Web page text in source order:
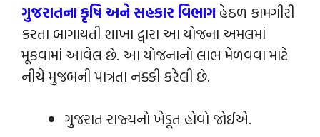
ગુજરાતના કૃષિ અને સહકાર વિભાગ હેઠળ કામગીરી
કરતા બાગાયતી શાખા દ્વારા આ યોજના અમલમાં
મૂકવામાં આવેલ છે. આ યોજનાનો લાભ મેળવવા માટે
નીચે મુજબની પાત્રતા નક્કી કરેલી છે.
ગુજરાત રાજ્યનો ખેડૂત હોવો જોઈએ.